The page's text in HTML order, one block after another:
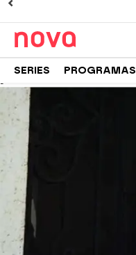
SERIES PROGRAMAS
-